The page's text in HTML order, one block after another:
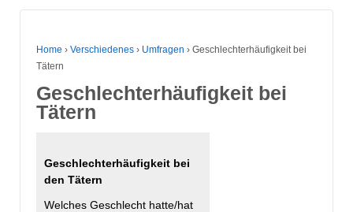
Home › Verschiedenes › Umfragen › Geschlechterhäufigkeit bei
Tätern
Geschlechterhäufigkeit bei
Tätern
Geschlechterhäufigkeit bei
den Tätern
Welches Geschlecht hatte/hat